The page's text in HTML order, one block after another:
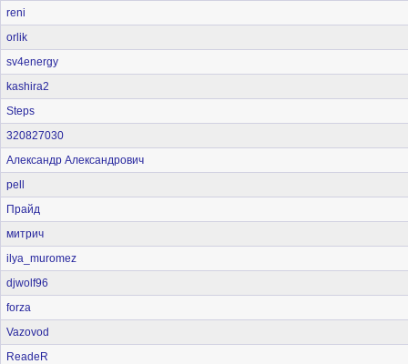
reni
orlik
sv4energy
kashira2
Steps
320827030
Александр Александрович
pell
Прайд
митрич
ilya_muromez
djwolf96
forza
Vazovod
ReadeR